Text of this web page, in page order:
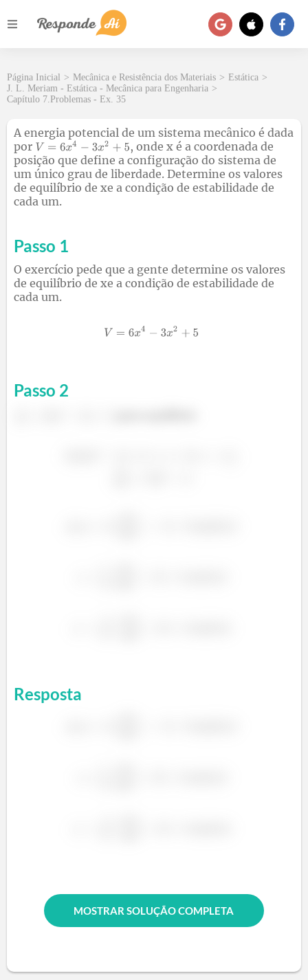
Página Inicial > Mecânica e Resistência dos Materiais > Estática >
J. L. Meriam - Estática - Mecânica para Engenharia >
Capítulo 7.Problemas - Ex. 35
A energia potencial de um sistema mecânico é dada
por
, onde x é a coordenada de
posição que define a configuração do sistema de
um único grau de liberdade. Determine os valores
de equilíbrio de xe a condição de estabilidade de
cada um.
Passo 1
O exercício pede que a gente determine os valores
de equilíbrio de xe a condição de estabilidade de
cada um.
Passo 2
Resposta
MOSTRAR SOLUÇÃO COMPLETA